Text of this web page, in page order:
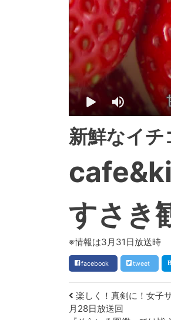
新鮮なイチ
すさき
※情報は3月31日放送時
facebook tweet
Post navigation
楽しく！真剣に！女子
月28日放送回